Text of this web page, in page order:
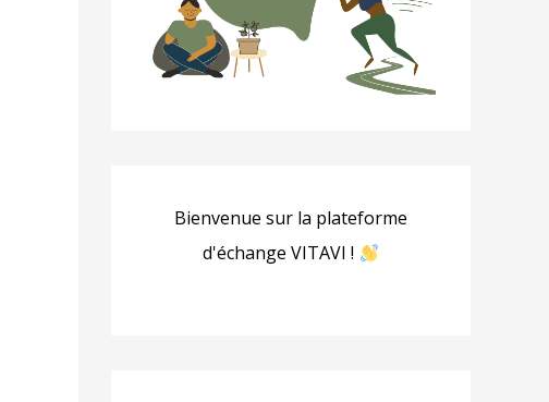
Bienvenue sur la plateforme
d'échange VITAVI !